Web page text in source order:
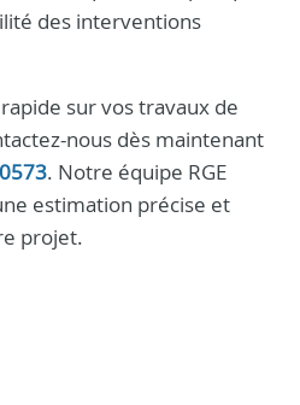
des interventions
sur vos travaux de
nous dès maintenant
. Notre équipe RGE
estimation précise et
projet.